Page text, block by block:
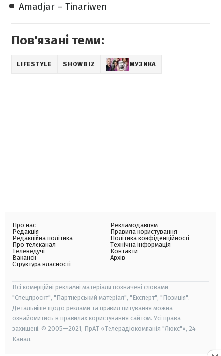
Amadjar – Tinariwen
Пов'язані теми:
LIFESTYLE SHOWBIZ МУЗИКА
Про нас
Редакція
Редакційна політика
Про телеканал
Телеведучі
Вакансії
Структура власності
Рекламодавцям
Правила користування
Політика конфіденційності
Технічна інформація
Контакти
Архів
Всі комерційні рекламні матеріали позначені словами
"Спецпроєкт", "Партнерський матеріал", "Експерт", "Позиція".
Детальніше щодо реклами та правил цитування можна
ознайомитись в правилах користування сайтом. Усі права
захищені. © 2005—2021, ПрАТ «Телерадіокомпанія "Люкс"», 24
Канал.